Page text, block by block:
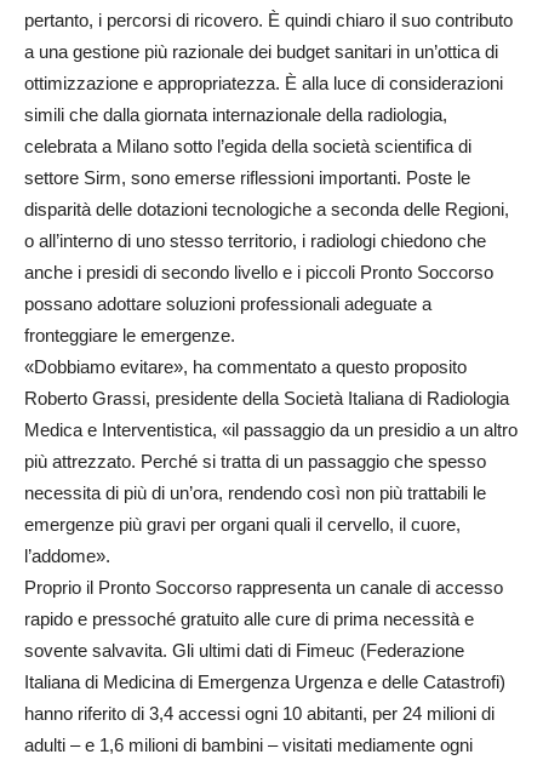
pertanto, i percorsi di ricovero. È quindi chiaro il suo contributo
a una gestione più razionale dei budget sanitari in un’ottica di
ottimizzazione e appropriatezza. È alla luce di considerazioni
simili che dalla giornata internazionale della radiologia,
celebrata a Milano sotto l’egida della società scientifica di
settore Sirm, sono emerse riflessioni importanti. Poste le
disparità delle dotazioni tecnologiche a seconda delle Regioni,
o all’interno di uno stesso territorio, i radiologi chiedono che
anche i presidi di secondo livello e i piccoli Pronto Soccorso
possano adottare soluzioni professionali adeguate a
fronteggiare le emergenze.
«Dobbiamo evitare», ha commentato a questo proposito
Roberto Grassi, presidente della Società Italiana di Radiologia
Medica e Interventistica, «il passaggio da un presidio a un altro
più attrezzato. Perché si tratta di un passaggio che spesso
necessita di più di un’ora, rendendo così non più trattabili le
emergenze più gravi per organi quali il cervello, il cuore,
l’addome».
Proprio il Pronto Soccorso rappresenta un canale di accesso
rapido e pressoché gratuito alle cure di prima necessità e
sovente salvavita. Gli ultimi dati di Fimeuc (Federazione
Italiana di Medicina di Emergenza Urgenza e delle Catastrofi)
hanno riferito di 3,4 accessi ogni 10 abitanti, per 24 milioni di
adulti – e 1,6 milioni di bambini – visitati mediamente ogni